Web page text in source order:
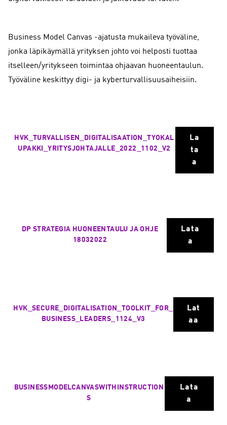
Business Model Canvas -ajatusta mukaileva työväline,
jonka läpikäymällä yrityksen johto voi helposti tuottaa
itselleen/yritykseen toimintaa ohjaavan huoneentaulun.
Työväline keskittyy digi- ja kyberturvallisuusaiheisiin.
HVK_TURVALLISEN_DIGITALISAATION_TYOKAL
UPAKKI_YRITYSJOHTAJALLE_2022_1102_V2
La
ta
a
DP STRATEGIA HUONEENTAULU JA OHJE
18032022
Lata
a
HVK_SECURE_DIGITALISATION_TOOLKIT_FOR_
BUSINESS_LEADERS_1124_V3
Lat
aa
BUSINESSMODELCANVASWITHINSTRUCTION
S
Lata
a